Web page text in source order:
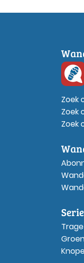
Zoek
Zoek
Zoek